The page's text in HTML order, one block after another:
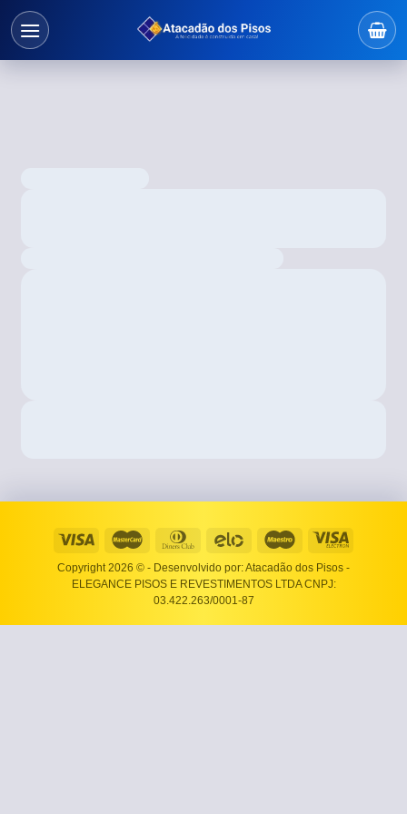
Copyright 2026 © - Desenvolvido por: Atacadão dos Pisos -
ELEGANCE PISOS E REVESTIMENTOS LTDA CNPJ:
03.422.263/0001-87